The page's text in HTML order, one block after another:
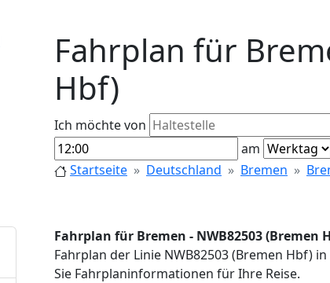
Fahrplan für
Hbf)
Ich möchte von
am
Startseite Deutschland Bremen
Fahrplan für Bremen - NWB82503 (Bremen
Fahrplan der Linie NWB82503 (Bremen Hbf)
Sie Fahrplaninformationen für Ihre Reise.